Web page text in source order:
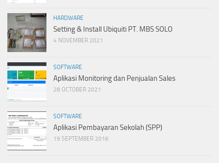
HARDWARE
Setting & Install Ubiquiti PT. MBS SOLO
4 NOVEMBER 2021
SOFTWARE
Aplikasi Monitoring dan Penjualan Sales
28 OCTOBER 2021
SOFTWARE
Aplikasi Pembayaran Sekolah (SPP)
19 SEPTEMBER 2016